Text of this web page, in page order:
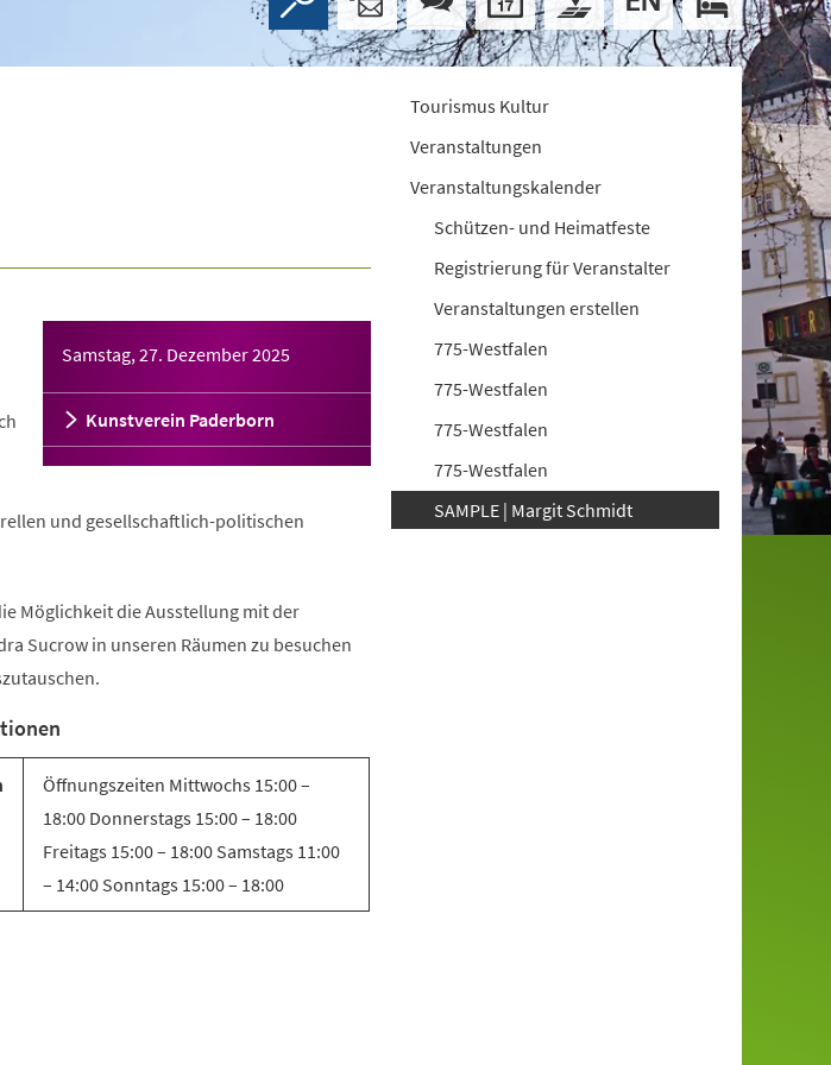
Samstag, 27. Dezember 2025
Kunstverein Paderborn
und gesellschaftlich-politischen
Möglichkeit die Ausstellung mit der
Sucrow in unseren Räumen zu besuchen
Öffnungszeiten Mittwochs 15:00 –
18:00 Donnerstags 15:00 – 18:00
Freitags 15:00 – 18:00 Samstags 11:00
– 14:00 Sonntags 15:00 – 18:00
Tourismus Kultur
Veranstaltungen
Veranstaltungskalender
Schützen- und Heimatfeste
Registrierung für Veranstalter
Veranstaltungen erstellen
775-Westfalen
775-Westfalen
775-Westfalen
775-Westfalen
SAMPLE | Margit Schmidt